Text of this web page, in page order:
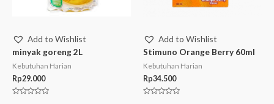
Add to Wishlist
minyak goreng 2L
Kebutuhan Harian
Rp29.000
Add to Wishlist
Stimuno Orange Berry 60ml
Kebutuhan Harian
Rp34.500